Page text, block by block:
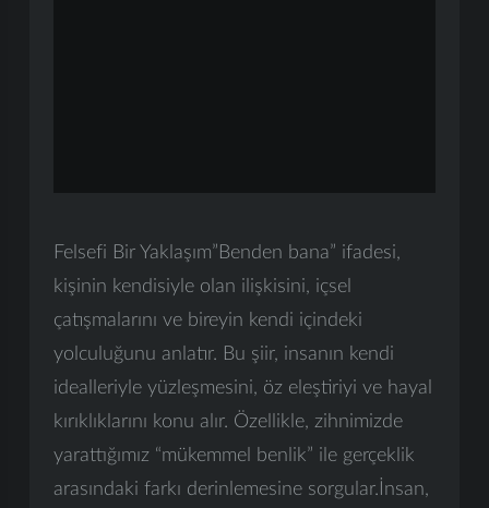
Felsefi Bir Yaklaşım”Benden bana” ifadesi,
kişinin kendisiyle olan ilişkisini, içsel
çatışmalarını ve bireyin kendi içindeki
yolculuğunu anlatır. Bu şiir, insanın kendi
idealleriyle yüzleşmesini, öz eleştiriyi ve hayal
kırıklıklarını konu alır. Özellikle, zihnimizde
yarattığımız “mükemmel benlik” ile gerçeklik
arasındaki farkı derinlemesine sorgular.İnsan,